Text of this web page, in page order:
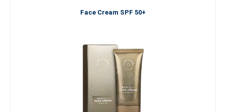
Face Cream SPF 50+